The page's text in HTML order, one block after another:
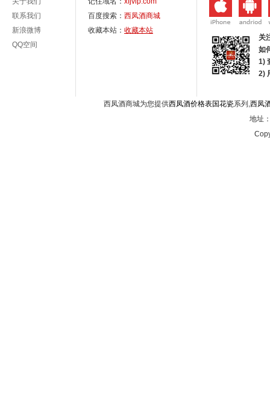
联系我们
新浪微博
QQ空间
百度搜索： 西凤酒商城
收藏本站： 收藏本站
关
如
1)
2)
西凤酒商城为您提供西凤酒价格表国花瓷系列,西凤
地址